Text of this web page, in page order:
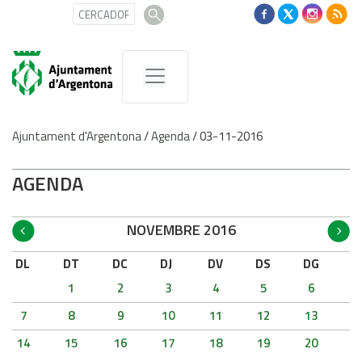
Ajuntament d'Argentona/Agenda/03-11-2016
AGENDA
NOVEMBRE 2016
DL DT DC DJ DV DS
DG
1
2 3 4 5
6
7
8 9 10 11 12
13
14
15 16 17 18 19
20